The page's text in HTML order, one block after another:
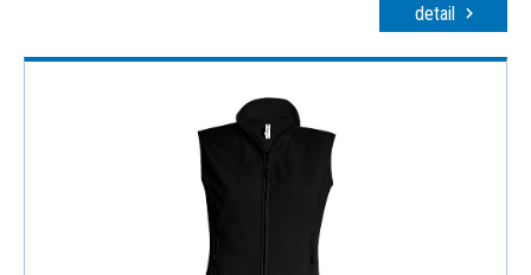
detail